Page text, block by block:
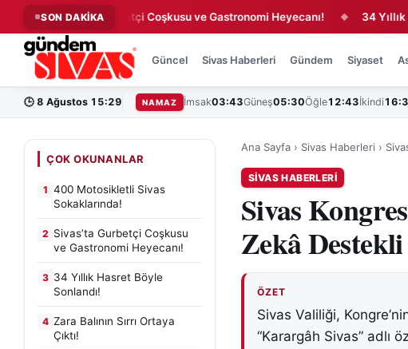
SON DAKİKA
Sivas’ta Gurbetçi Coşkusu ve Gastronomi Heyecanı! ◆ 34 Yıllık
Güncel Sivas Haberleri Gündem Siyaset
🕒 8 Ağustos 15:29 NAMAZ İmsak03:43Güneş05:30Öğle12:43İkindi
ÇOK OKUNANLAR
1 400 Motosikletli Sivas
Sokaklarında!
2 Sivas’ta Gurbetçi Coşkusu
ve Gastronomi Heyecanı!
3 34 Yıllık Hasret Böyle
Sonlandı!
4 Zara Balının Sırrı Ortaya
Çıktı!
Ana Sayfa › Sivas Haberleri ›
SIVAS HABERLERI
Sivas
Zekâ
ÖZET
Sivas Valiliği,
“Karargâh Sivas” adlı